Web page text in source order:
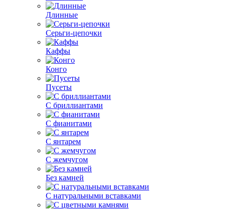
Длинные
Серьги-цепочки
Каффы
Конго
Пусеты
С бриллиантами
С фианитами
С янтарем
С жемчугом
Без камней
С натуральными вставками